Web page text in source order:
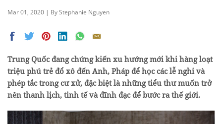
Mar 01, 2020 | By Stephanie Nguyen
Trung Quốc đang chứng kiến xu hướng mới khi hàng loạt
triệu phú trẻ đổ xô đến Anh, Pháp để học các lễ nghi và
phép tắc trong cư xử, đặc biệt là những tiểu thư muốn trở
nên thanh lịch, tinh tế và đĩnh đạc để bước ra thế giới.